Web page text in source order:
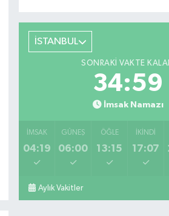
İSTANBUL
SONRAKI VAKTE
34:58
İmsak Namazı
İMSAK
04:19
GÜNEŞ
06:00
ÖĞLE
13:15
İKINDI
17:07
Aylık Vakitler